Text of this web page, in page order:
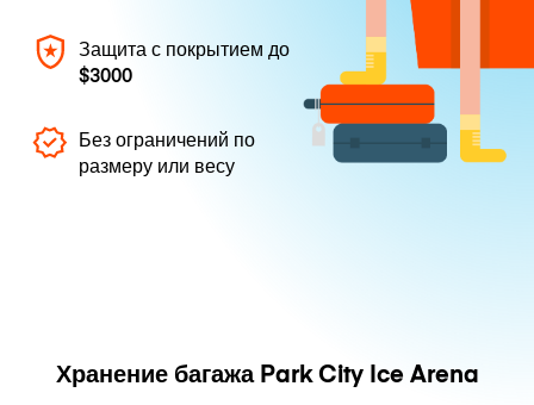
Защита с покрытием до
$3000
Без ограничений по
размеру или весу
Хранение багажа Park City Ice Arena